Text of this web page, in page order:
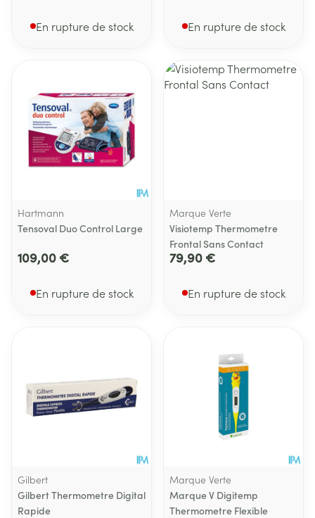
En rupture de stock En rupture de stock
Hartmann
Tensoval Duo Control Large
109,00 €
En rupture de stock
Marque Verte
Visiotemp Thermometre
Frontal Sans Contact
79,90 €
En rupture de stock
Gilbert
Gilbert Thermometre Digital
Rapide
Marque Verte
Marque V Digitemp
Thermometre Flexible